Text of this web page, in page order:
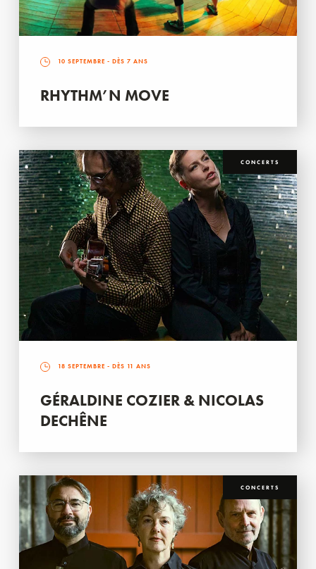
10 SEPTEMBRE - DÈS 7 ANS
RHYTHM’N MOVE
CONCERTS
18 SEPTEMBRE - DÈS 11 ANS
GÉRALDINE COZIER & NICOLAS
DECHÊNE
CONCERTS